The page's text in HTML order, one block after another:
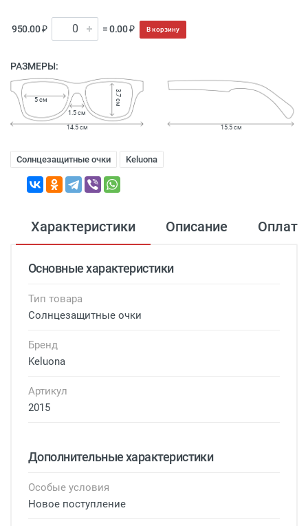
950.00 ₽ = 0.00 ₽ В корзину
РАЗМЕРЫ:
1.5 см
5 см 3.7 см
14.5 см 15.5 см
Солнцезащитные очки Keluona
Характеристики Описание Оплата
Основные характеристики
Тип товара
Солнцезащитные очки
Бренд
Keluona
Артикул
2015
Дополнительные характеристики
Особые условия
Новое поступление